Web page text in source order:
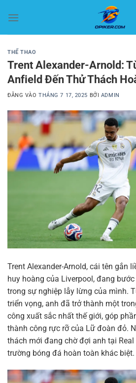
qua
THỂ THAO
Trent Alexander-Arnold:
Anfield Đến Thử Thách
ĐĂNG VÀOTHÁNG 7 17, 2025 BỞI ADMIN
Trent Alexander-Arnold, cái tên gắn
huy hoàng của Liverpool, đang
trong sự nghiệp lẫy lừng của mình.
triển vọng, anh đã trở thành một
công xuất sắc nhất thế giới, góp
thành công rực rỡ của Lữ đoàn đỏ.
thách mới đang chờ đợi anh tại
trường bóng đá hoàn toàn khác biệt.